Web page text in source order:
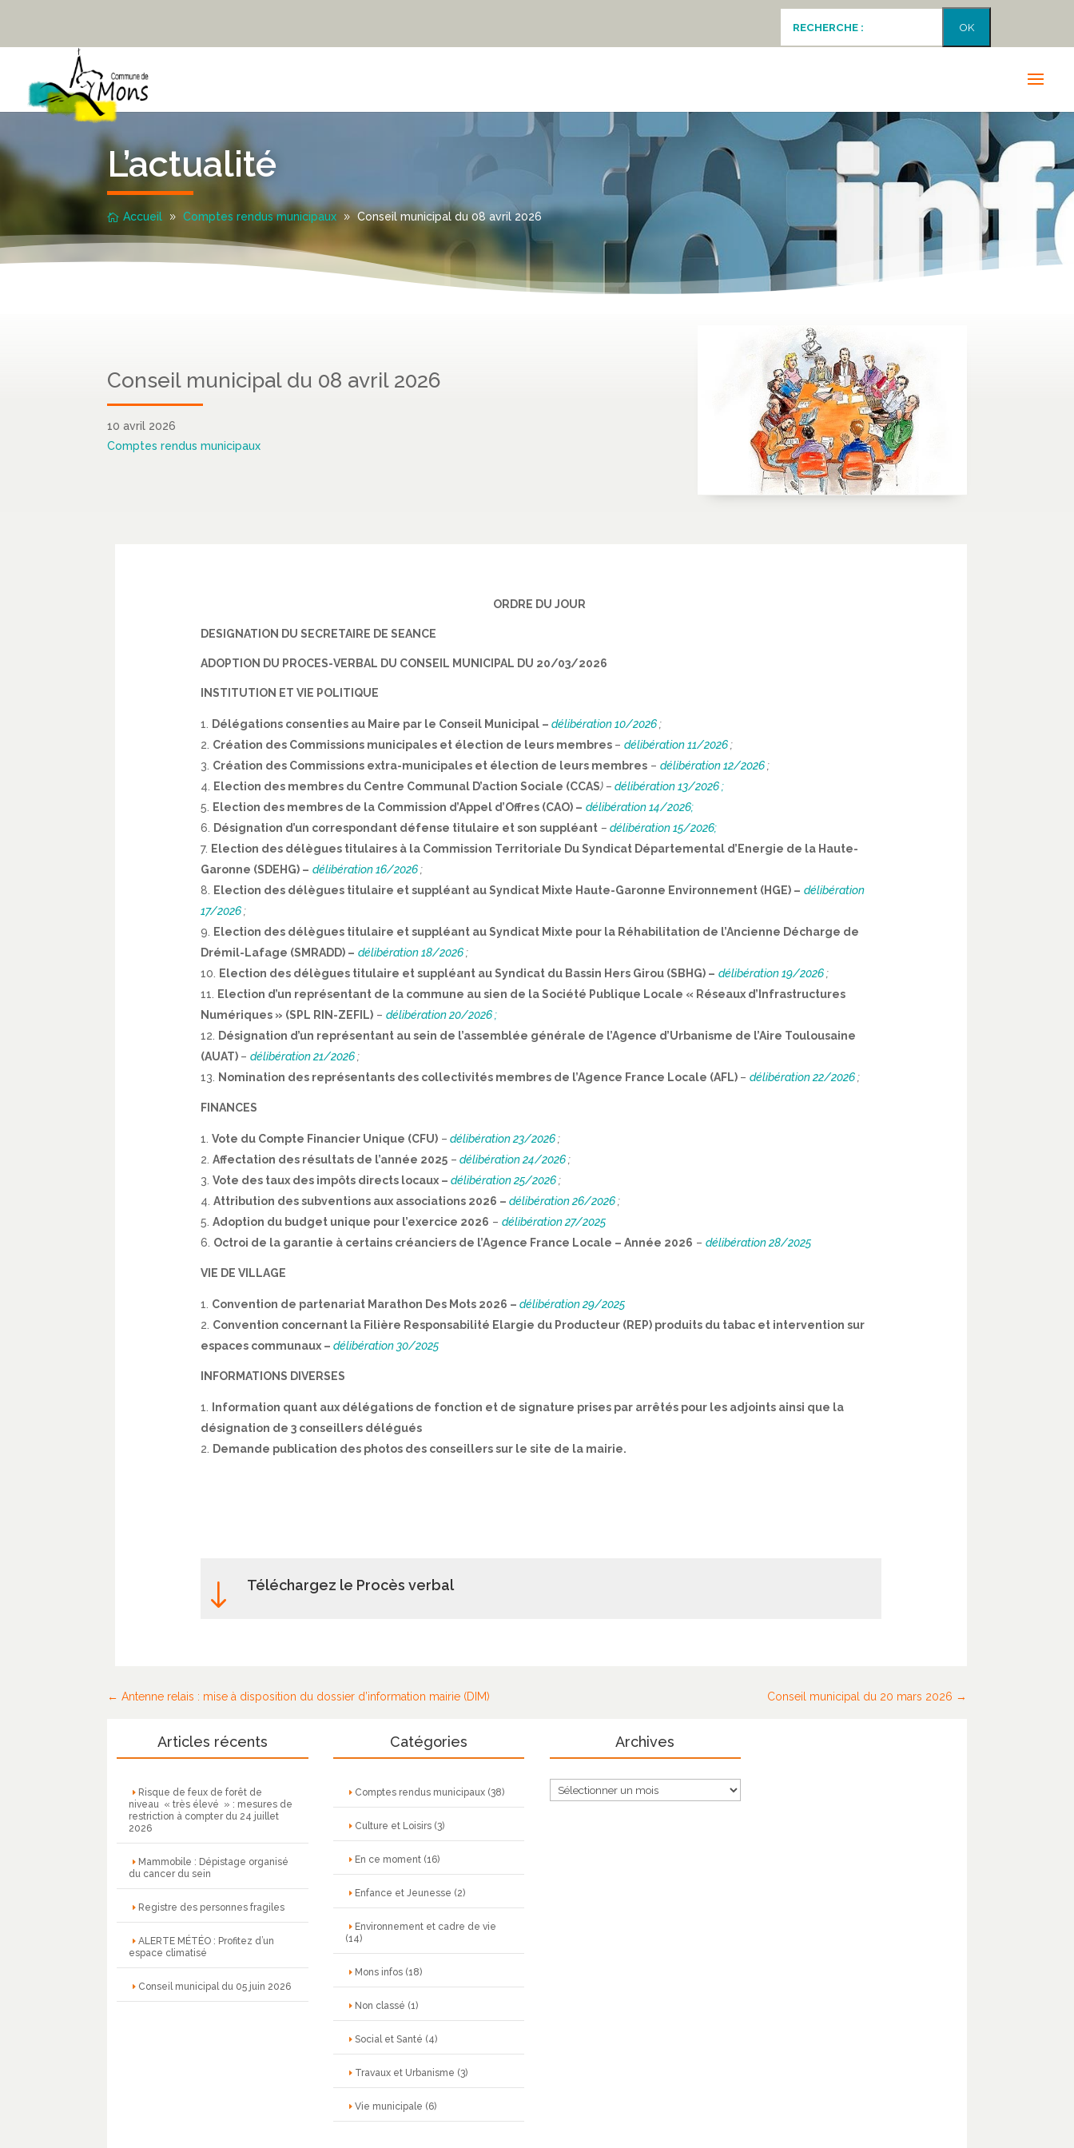
L’actualité
Accueil Comptes rendus municipaux Conseil municipal du 08 avril 2026
Conseil municipal du 08 avril 2026
10 avril 2026
Comptes rendus municipaux
ORDRE DU JOUR
DESIGNATION DU SECRETAIRE DE SEANCE
ADOPTION DU PROCES-VERBAL DU CONSEIL MUNICIPAL DU 20/03/2026
INSTITUTION ET VIE POLITIQUE
Délégations consenties au Maire par le Conseil Municipal – délibération 10/2026;
Création des Commissions municipales et élection de leurs membres – délibération 11/2026;
Création des Commissions extra-municipales et élection de leurs membres– délibération 12/2026;
Election des membres du Centre Communal D’action Sociale (CCAS) – délibération 13/2026 ;
Election des membres de la Commission d’Appel d’Offres (CAO) – délibération 14/2026;
Désignation d’un correspondant défense titulaire et son suppléant – délibération 15/2026;
Election des délègues titulaires à la Commission Territoriale Du Syndicat Départemental d’Energie de la Haute-
Garonne (SDEHG) – délibération 16/2026;
Election des délègues titulaire et suppléant au Syndicat Mixte Haute-Garonne Environnement (HGE) – délibération
17/2026;
Election des délègues titulaire et suppléant au Syndicat Mixte pour la Réhabilitation de l’Ancienne Décharge de
Drémil-Lafage (SMRADD) – délibération 18/2026;
Election des délègues titulaire et suppléant au Syndicat du Bassin Hers Girou (SBHG) – délibération 19/2026;
Election d’un représentant de la commune au sien de la Société Publique Locale « Réseaux d’Infrastructures
Numériques » (SPL RIN-ZEFIL)– délibération 20/2026 ;
Désignation d’un représentant au sein de l’assemblée générale de l’Agence d’Urbanisme de l’Aire Toulousaine
(AUAT) – délibération 21/2026;
Nomination des représentants des collectivités membres de l’Agence France Locale (AFL) – délibération 22/2026;
FINANCES
Vote du Compte Financier Unique (CFU)– délibération 23/2026 ;
Affectation des résultats de l’année 2025– délibération 24/2026;
Vote des taux des impôts directs locaux – délibération 25/2026 ;
Attribution des subventions aux associations 2026 – délibération 26/2026;
Adoption du budget unique pour l’exercice 2026 – délibération 27/2025
Octroi de la garantie à certains créanciers de l’Agence France Locale – Année 2026 – délibération 28/2025
VIE DE VILLAGE
Convention de partenariat Marathon Des Mots 2026 – délibération 29/2025
Convention concernant la Filière Responsabilité Elargie du Producteur (REP) produits du tabac et intervention sur
espaces communaux – délibération 30/2025
INFORMATIONS DIVERSES
Information quant aux délégations de fonction et de signature prises par arrêtés pour les adjoints ainsi que la
désignation de 3 conseillers délégués
Demande publication des photos des conseillers sur le site de la mairie.
" Téléchargez le Procès verbal
Conseil municipal du 20 mars 2026
Antenne relais : mise à disposition du dossier d’information mairie (DIM)
Articles récents
Risque de feux de forêt de
niveau « très élevé » : mesures de
restriction à compter du 24 juillet
2026
Mammobile : Dépistage organisé
du cancer du sein
Registre des personnes fragiles
ALERTE MÉTÉO : Profitez d’un
espace climatisé
Conseil municipal du 05 juin 2026
Catégories
Comptes rendus municipaux (38)
Culture et Loisirs (3)
En ce moment (16)
Enfance et Jeunesse (2)
Environnement et cadre de vie
(14)
Mons infos (18)
Non classé (1)
Social et Santé (4)
Travaux et Urbanisme (3)
Vie municipale (6)
Archives
Archives